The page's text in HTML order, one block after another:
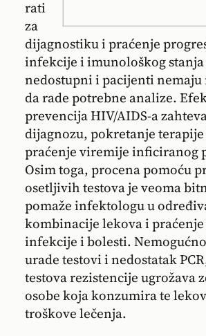
rati
za
dijagnostiku i praćenje
infekcije i imunološkog stanja
nedostupni i pacijenti nemaju
da rade potrebne analize.
prevencija HIV/AIDS-a
dijagnozu, pokretanje
praćenje viremije inficiranog
Osim toga, procena pomoću
osetljivih testova je veoma
pomaže infektologu u
kombinacije lekova i praćenje
infekcije i bolesti.
urade testovi i nedostatak
testova rezistencije ugrožava
osobe koja konzumira te
troškove lečenja.